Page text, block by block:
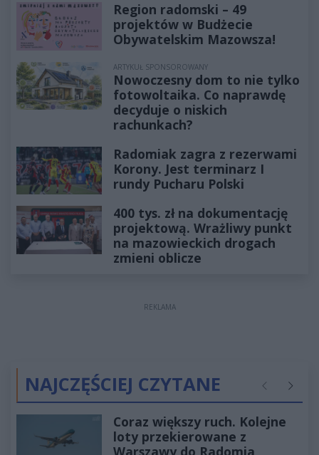
Region radomski – 49
projektów w Budżecie
Obywatelskim Mazowsza!
ARTYKUŁ SPONSOROWANY
Nowoczesny dom to nie tylko
fotowoltaika. Co naprawdę
decyduje o niskich
rachunkach?
Radomiak zagra z rezerwami
Korony. Jest terminarz I
rundy Pucharu Polski
400 tys. zł na dokumentację
projektową. Wrażliwy punkt
na mazowieckich drogach
zmieni oblicze
REKLAMA
NAJCZĘŚCIEJ CZYTANE Poprzednie
Coraz większy ruch. Kolejne
loty przekierowane z